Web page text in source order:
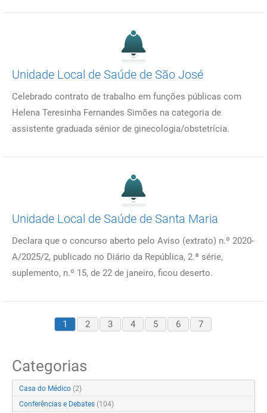
Unidade Local de Saúde de São José
Celebrado contrato de trabalho em funções públicas com
Helena Teresinha Fernandes Simões na categoria de
assistente graduada sénior de ginecologia/obstetrícia.
Unidade Local de Saúde de Santa Maria
Declara que o concurso aberto pelo Aviso (extrato) n.º 2020-
A/2025/2, publicado no Diário da República, 2.ª série,
suplemento, n.º 15, de 22 de janeiro, ficou deserto.
1 2 3 4 5 6 7
Categorias
Casa do Médico (2)
Conferências e Debates (104)